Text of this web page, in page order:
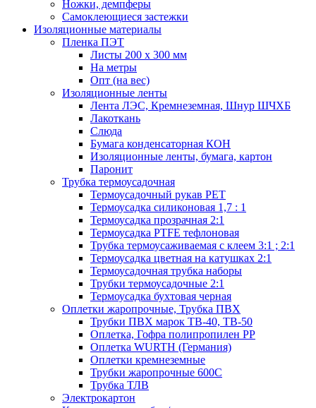
Ножки, демпферы
Самоклеющиеся застежки
Изоляционные материалы
Пленка ПЭТ
Листы 200 х 300 мм
На метры
Опт (на вес)
Изоляционные ленты
Лента ЛЭС, Кремнеземная, Шнур ШЧХБ
Лакоткань
Слюда
Бумага конденсаторная КОН
Изоляционные ленты, бумага, картон
Паронит
Трубка термоусадочная
Термоусадочный рукав PET
Термоусадка силиконовая 1,7 : 1
Термоусадка прозрачная 2:1
Термоусадка PTFE тефлоновая
Трубка термоусаживаемая с клеем 3:1 ; 2:1
Термоусадка цветная на катушках 2:1
Термоусадочная трубка наборы
Трубки термоусадочные 2:1
Термоусадка бухтовая черная
Оплетки жаропрочные, Трубка ПВХ
Трубки ПВХ марок ТВ-40, ТВ-50
Оплетка, Гофра полипропилен PP
Оплетка WURTH (Германия)
Оплетки кремнеземные
Трубки жаропрочные 600С
Трубка ТЛВ
Электрокартон